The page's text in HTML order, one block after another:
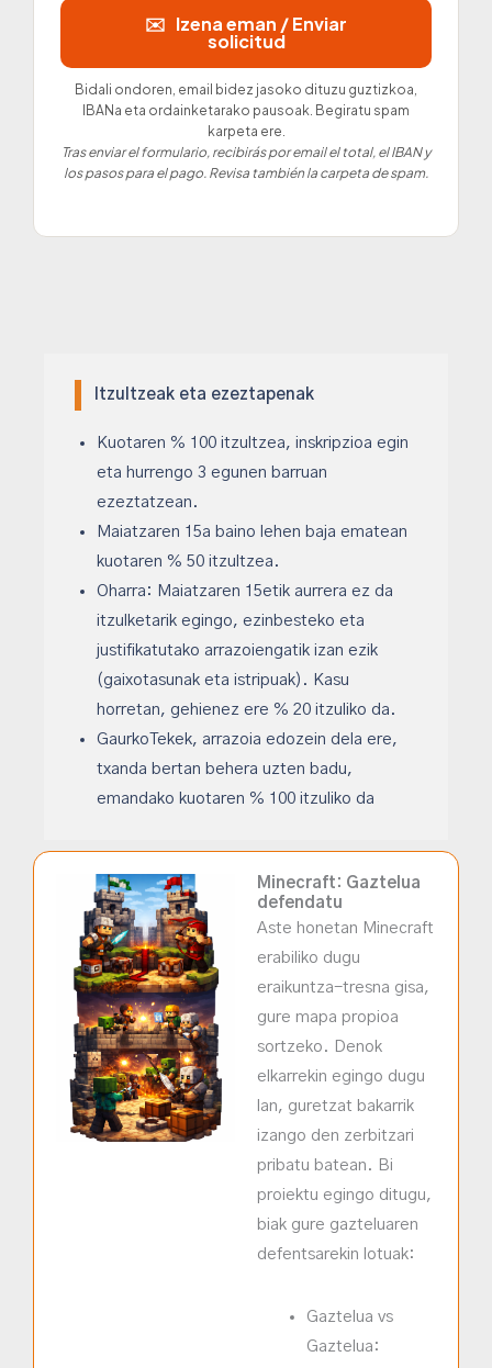
✉️ Izena eman / Enviar
solicitud
Bidali ondoren, email bidez jasoko dituzu guztizkoa,
IBANa eta ordainketarako pausoak. Begiratu spam
karpeta ere.
Tras enviar el formulario, recibirás por email el total, el IBAN y
los pasos para el pago. Revisa también la carpeta de spam.
Itzultzeak eta ezeztapenak
Kuotaren % 100 itzultzea, inskripzioa egin
eta hurrengo 3 egunen barruan
ezeztatzean.
Maiatzaren 15a baino lehen baja ematean
kuotaren % 50 itzultzea.
Oharra: Maiatzaren 15etik aurrera ez da
itzulketarik egingo, ezinbesteko eta
justifikatutako arrazoiengatik izan ezik
(gaixotasunak eta istripuak). Kasu
horretan, gehienez ere % 20 itzuliko da.
GaurkoTekek, arrazoia edozein dela ere,
txanda bertan behera uzten badu,
emandako kuotaren % 100 itzuliko da
Minecraft: Gaztelua
defendatu
Aste honetan Minecraft
erabiliko dugu
eraikuntza-tresna gisa,
gure mapa propioa
sortzeko. Denok
elkarrekin egingo dugu
lan, guretzat bakarrik
izango den zerbitzari
pribatu batean. Bi
proiektu egingo ditugu,
biak gure gazteluaren
defentsarekin lotuak:
Gaztelua vs
Gaztelua: